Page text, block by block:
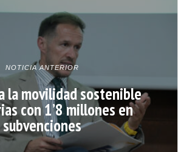
NOTICIA ANTERIOR
la movilidad sostenible
con 1’8 millones en
subvenciones